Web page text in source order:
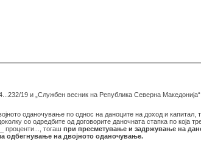
19 и „Службен весник на Република Северна
оданочување по однос на даноците на доход и капитал,
со одредбите од договорите даночната стапка по која
проценти..., тогаш при пресметување и задржување на
одбегнување на двојното оданочување.